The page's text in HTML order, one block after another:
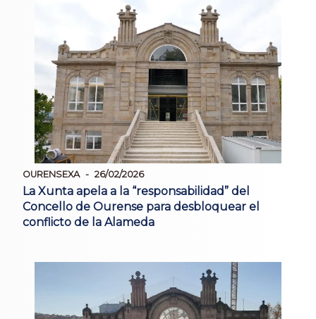
OURENSEXA 26/02/2026
La Xunta apela a la “responsabilidad” del
Concello de Ourense para desbloquear el
conflicto de la Alameda